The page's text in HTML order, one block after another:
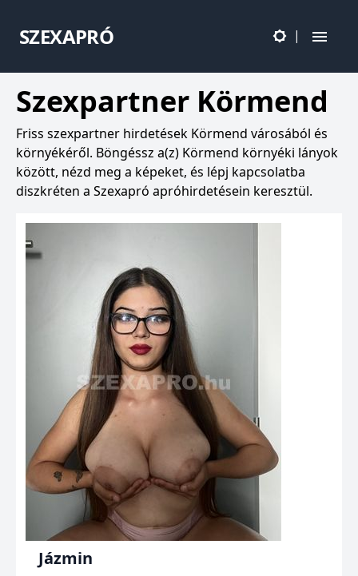
SZEXAPRÓ |
Szexpartner Körmend
Friss szexpartner hirdetések Körmend városából és
környékéről. Böngéssz a(z) Körmend környéki lányok
között, nézd meg a képeket, és lépj kapcsolatba
diszkréten a Szexapró apróhirdetésein keresztül.
Jázmin